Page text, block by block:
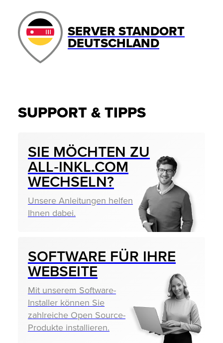
SERVER STANDORT
DEUTSCHLAND
SUPPORT & TIPPS
SIE MÖCHTEN ZU
ALL‑INKL.COM
WECHSELN?
Unsere Anleitungen helfen
Ihnen dabei.
SOFTWARE FÜR IHRE
WEBSEITE
Mit unserem Software-
Installer können Sie
zahlreiche Open Source-
Produkte installieren.